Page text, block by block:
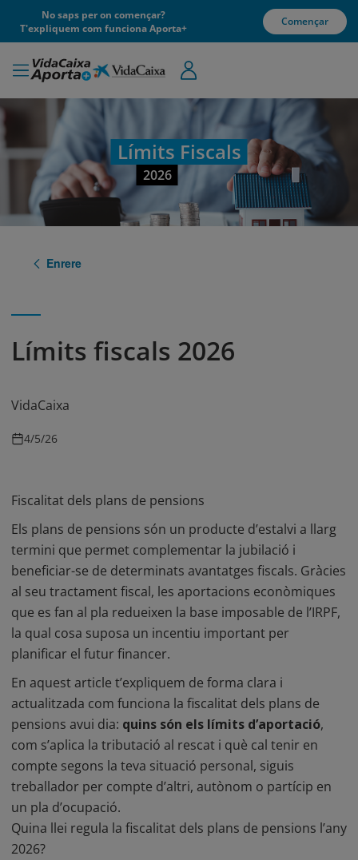
No saps per on començar?
T'expliquem com funciona Aporta+
Començar
Límits Fiscals
2026
Enrere
Límits fiscals 2026
VidaCaixa
4/5/26
Fiscalitat dels plans de pensions
Els plans de pensions són un producte d’estalvi a llarg
termini que permet complementar la jubilació i
beneficiar-se de determinats avantatges fiscals. Gràcies
al seu tractament fiscal, les aportacions econòmiques
que es fan al pla redueixen la base imposable de l’IRPF,
la qual cosa suposa un incentiu important per
planificar el futur financer.
En aquest article t’expliquem de forma clara i
actualitzada com funciona la fiscalitat dels plans de
pensions avui dia: quins són els límits d’aportació,
com s’aplica la tributació al rescat i què cal tenir en
compte segons la teva situació personal, siguis
treballador per compte d’altri, autònom o partícip en
un pla d’ocupació.
Quina llei regula la fiscalitat dels plans de pensions l’any
2026?